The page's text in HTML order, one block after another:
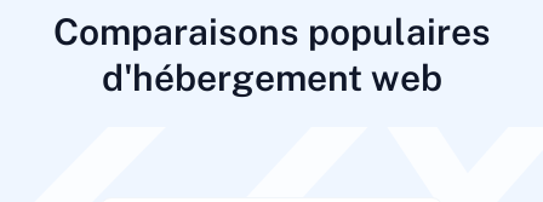
Comparaisons populaires
d'hébergement web